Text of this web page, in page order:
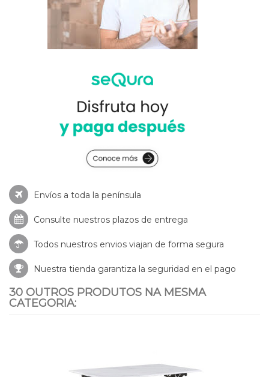
Envíos a toda la península
Consulte nuestros plazos de entrega
Todos nuestros envios viajan de forma segura
Nuestra tienda garantiza la seguridad en el pago
30 OUTROS PRODUTOS NA MESMA
CATEGORIA: